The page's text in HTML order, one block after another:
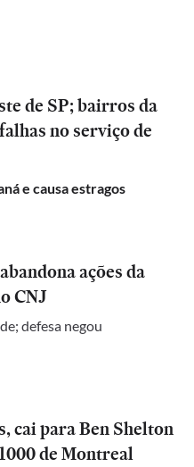
de SP; bairros da
no serviço de
e causa estragos
ações da
CNJ
defesa negou
cai para Ben Shelton
de Montreal